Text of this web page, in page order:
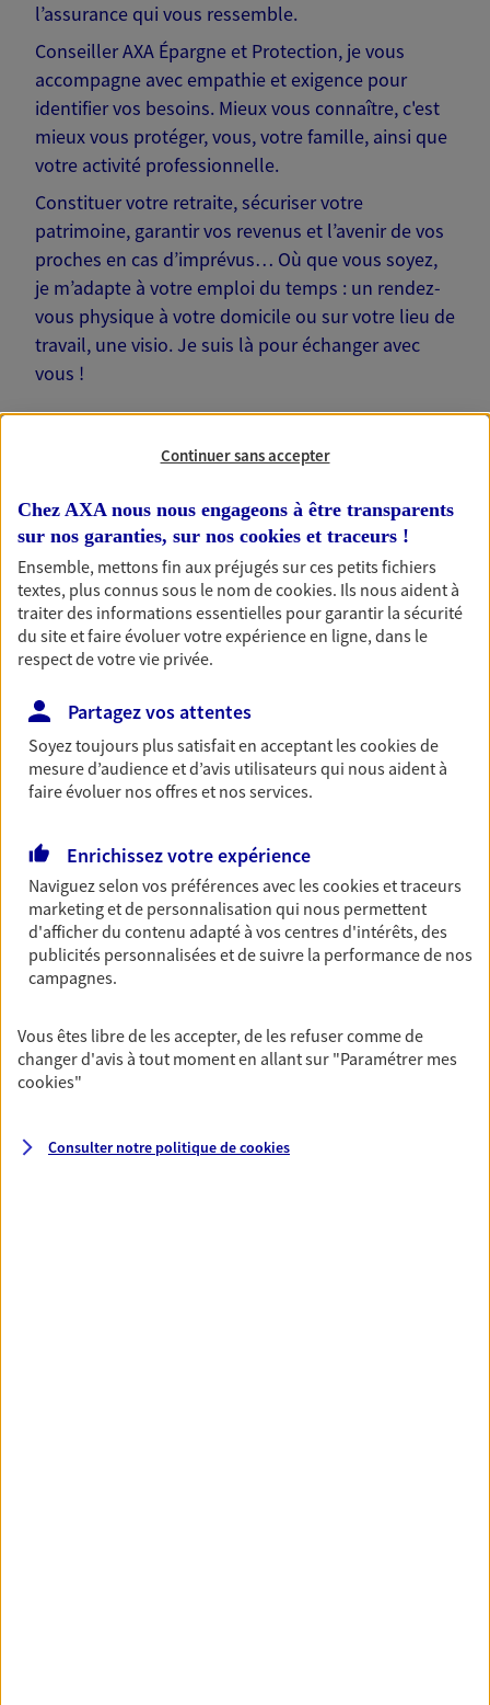
l’assurance qui vous ressemble.
Conseiller AXA Épargne et Protection, je vous
accompagne avec empathie et exigence pour
identifier vos besoins. Mieux vous connaître, c'est
mieux vous protéger, vous, votre famille, ainsi que
votre activité professionnelle.
Constituer votre retraite, sécuriser votre
patrimoine, garantir vos revenus et l’avenir de vos
proches en cas d’imprévus… Où que vous soyez,
je m’adapte à votre emploi du temps : un rendez-
vous physique à votre domicile ou sur votre lieu de
travail, une visio. Je suis là pour échanger avec
vous !
Nos offres phares
Épargne
Réalisez vos projets grâce à votre épargne : achat
immobilier, études des enfants ou voyage autour
simplement, selon votre profil.
Découvrir les offres Épargne
Préparez sereinement ce nouveau chapitre de
votre vie avec les conseils d'un expert. Découvrez
notre solution PER (Plan Epargne Retraite)
spécialement conçue pour la retraite.
Découvrir l'offre Retraite
Prévoyance
Pour un avenir serein, assurez-vous avec notre
contrat prévoyance. Préservez vos proches en cas
garanties incapacité temporaire totale de travail,
invalidité ou de décès.
Continuer sans accepter
Chez AXA nous nous engageons à être transparents
sur nos garanties, sur nos cookies et traceurs !
Ensemble, mettons fin aux préjugés sur ces petits fichiers
textes, plus connus sous le nom decookies. Ils nous aident à
traiter des informations essentielles pour garantir la sécurité
du site et faire évoluer votre expérience en ligne, dans le
respect de votre vie privée.
Partagez vos attentes
Soyez toujours plus satisfait en acceptant lescookiesde
mesure d’audience et d’avis utilisateurs qui nous aident à
faire évoluer nos offres et nos services.
Enrichissez votre expérience
Naviguez selon vos préférences avec lescookies et traceurs
marketing et de personnalisation qui nous permettent
d'afficher du contenu adapté à vos centres d'intérêts, des
publicités personnalisées et de suivre la performance de nos
campagnes.
Vous êtes libre de les accepter, de les refuser comme de
changer d'avis à tout moment en allant sur "Paramétrer mes
cookies"
Consulter notre politique decookies